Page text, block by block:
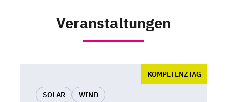
Veranstaltungen
KOMPETENZTAG
SOLAR WIND